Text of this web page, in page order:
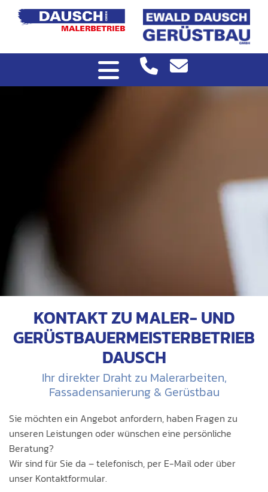
KONTAKT ZU MALER- UND
GERÜSTBAUERMEISTERBETRIEB
DAUSCH
Ihr direkter Draht zu Malerarbeiten,
Fassadensanierung & Gerüstbau
Sie möchten ein Angebot anfordern, haben Fragen zu
unseren Leistungen oder wünschen eine persönliche
Beratung?
Wir sind für Sie da – telefonisch, per E-Mail oder über
unser Kontaktformular.